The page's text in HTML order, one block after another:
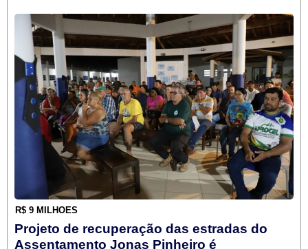
R$ 9 MILHÕES
Projeto de recuperação das estradas do
Assentamento Jonas Pinheiro é